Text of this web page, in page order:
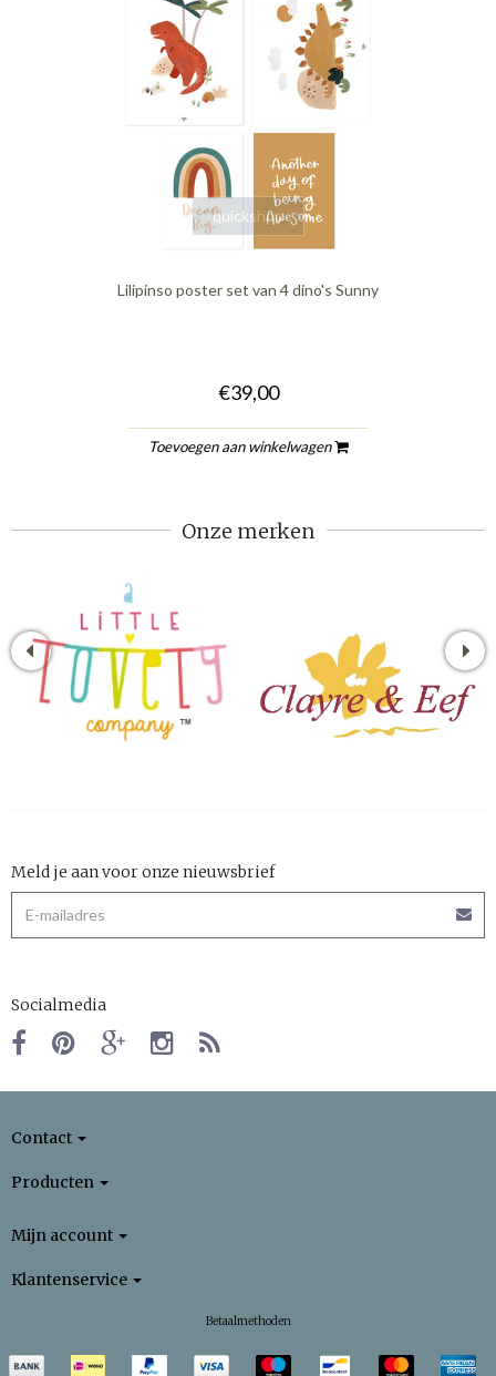
quickshop
Lilipinso poster set van 4 dino's Sunny
€39,00
Toevoegen aan winkelwagen
Onze merken
Meld je aan voor onze nieuwsbrief
Socialmedia
Contact
Producten
Mijn account
Klantenservice
Betaalmethoden